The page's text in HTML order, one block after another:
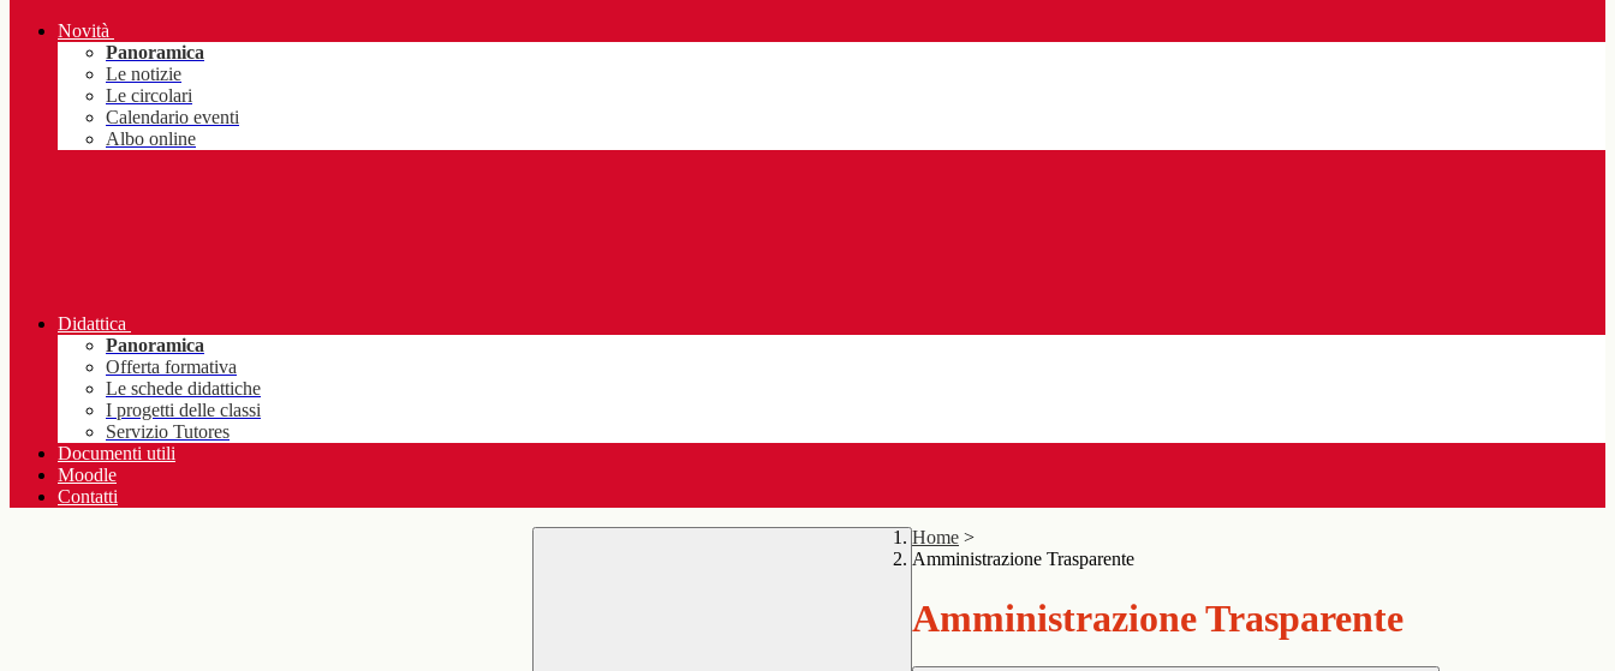
Novità
Panoramica
Le notizie
Le circolari
Calendario eventi
Albo online
Didattica
Panoramica
Offerta formativa
Le schede didattiche
I progetti delle classi
Servizio Tutores
Documenti utili
Moodle
Contatti
Home >
Amministrazione Trasparente
Amministrazione Trasparente